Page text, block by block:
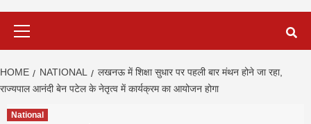
HOME NATIONAL
लखनऊ में शिक्षा सुधार पर पहली बार मंथन होने जा रहा,
राज्‍यपाल आनंदी बेन पटेल के नेतृत्‍व में कार्यक्रम का आयोजन होगा
National